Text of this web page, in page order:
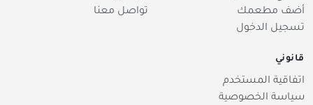
أضف مطعمك
تسجيل الدخول
تواصل معنا
قانوني
اتفاقية المستخدم
سياسة الخصوصية